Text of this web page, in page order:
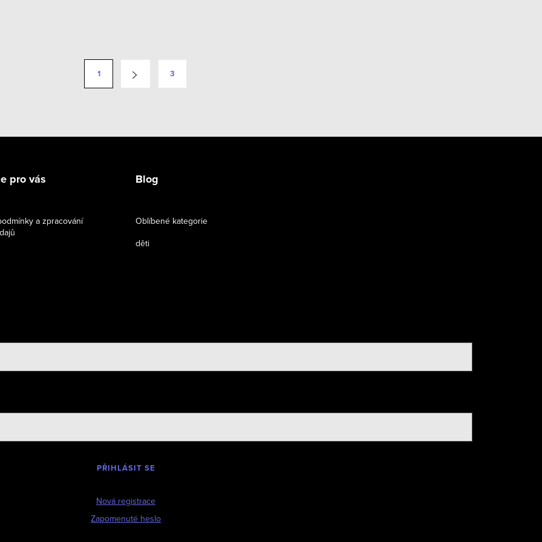
1 3
pro vás
a zpracování
Blog
Oblíbené kategorie
děti
PŘIHLÁSIT SE
Nová registrace
Zapomenuté heslo